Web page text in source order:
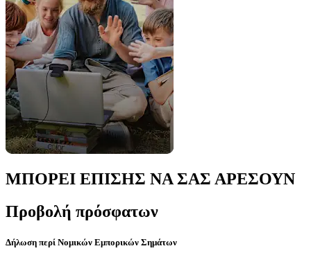
ΜΠΟΡΕΙ ΕΠΙΣΗΣ ΝΑ ΣΑΣ ΑΡΕΣΟΥΝ
Προβολή πρόσφατων
Δήλωση περί Νομικών Εμπορικών Σημάτων